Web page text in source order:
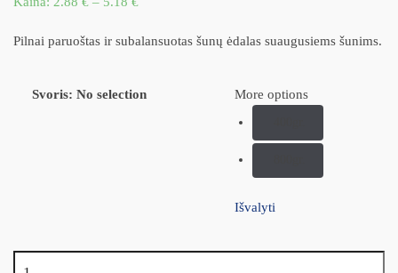
Pilnai paruoštas ir subalansuotas šunų ėdalas suaugusiems šunims.
Svoris: No selection More options
Išvalyti